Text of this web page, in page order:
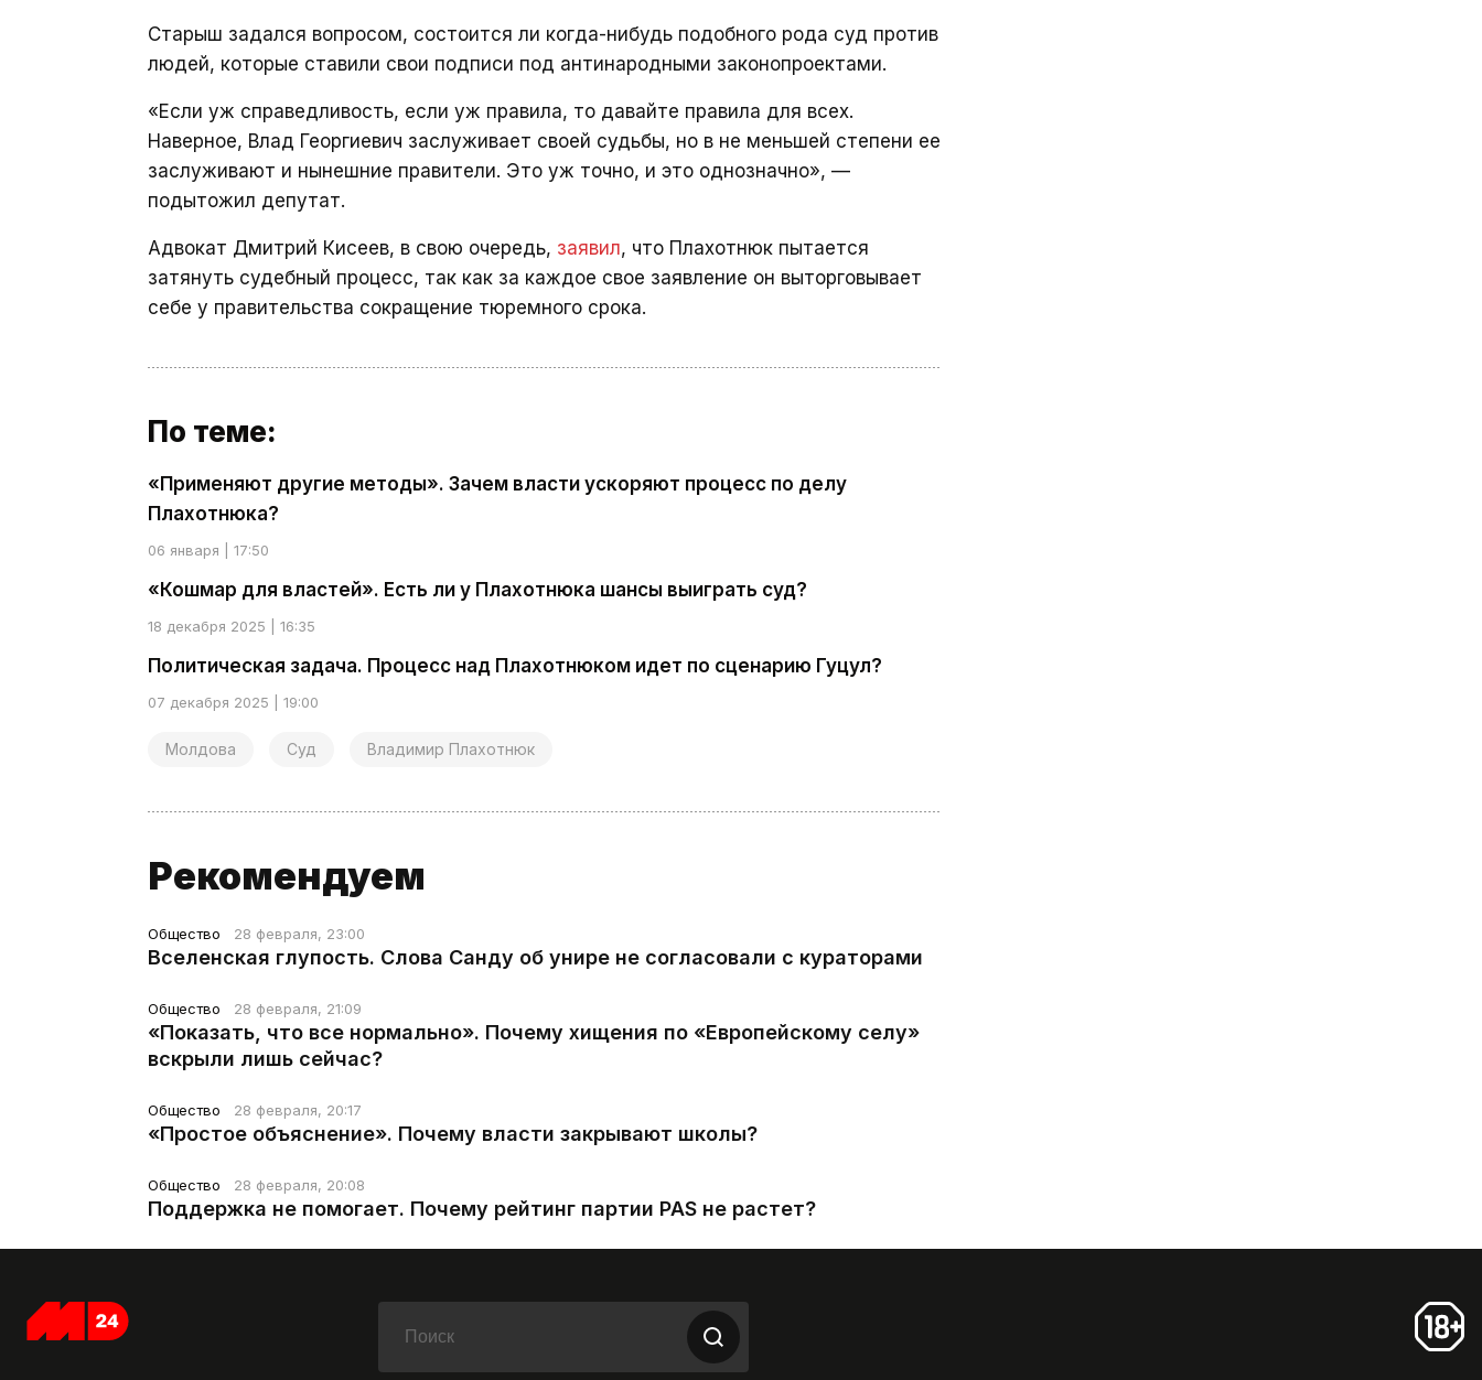
Старыш задался вопросом, состоится ли когда-нибудь подобного рода суд против
людей, которые ставили свои подписи под антинародными законопроектами.
«Если уж справедливость, если уж правила, то давайте правила для всех.
Наверное, Влад Георгиевич заслуживает своей судьбы, но в не меньшей степени ее
заслуживают и нынешние правители. Это уж точно, и это однозначно», —
подытожил депутат.
Адвокат Дмитрий Кисеев, в свою очередь, заявил, что Плахотнюк пытается
затянуть судебный процесс, так как за каждое свое заявление он выторговывает
себе у правительства сокращение тюремного срока.
По теме:
«Применяют другие методы». Зачем власти ускоряют процесс по делу
Плахотнюка?
06 января | 17:50
«Кошмар для властей». Есть ли у Плахотнюка шансы выиграть суд?
18 декабря 2025 | 16:35
Политическая задача. Процесс над Плахотнюком идет по сценарию Гуцул?
07 декабря 2025 | 19:00
Молдова Суд Владимир Плахотнюк
Рекомендуем
Общество 28 февраля, 23:00
Вселенская глупость. Слова Санду об унире не согласовали с кураторами
Общество 28 февраля, 21:09
«Показать, что все нормально». Почему хищения по «Европейскому селу»
вскрыли лишь сейчас?
Общество 28 февраля, 20:17
«Простое объяснение». Почему власти закрывают школы?
Общество 28 февраля, 20:08
Поддержка не помогает. Почему рейтинг партии PAS не растет?